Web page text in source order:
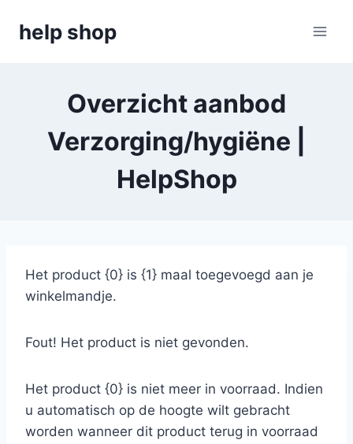
naarhelp shop
Overzicht aanbod
Verzorging/hygiëne |
HelpShop
Het product {0} is {1} maal toegevoegd aan je
winkelmandje.
Fout! Het product is niet gevonden.
Het product {0} is niet meer in voorraad. Indien
u automatisch op de hoogte wilt gebracht
worden wanneer dit product terug in voorraad